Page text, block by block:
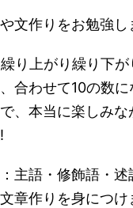
文作りをお勉強し
り上がり繰り下が
合わせて10の数
、本当に楽しみな
主語・修飾語・述
章作りを身につけ